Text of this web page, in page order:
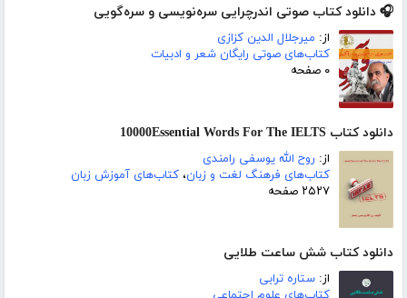
🎧 دانلود کتاب صوتی اندرچرایی سره‌نویسی و سره‌گویی
از: میرجلال الدین کزازی
کتاب‌های صوتی رایگان شعر و ادبیات
۰ صفحه
دانلود کتاب 10000Essential Words For The IELTS
از: روح الله یوسفی رامندی
کتاب‌های فرهنگ لغت و زبان، کتاب‌های آموزش زبان
۲۵۲۷ صفحه
دانلود کتاب شش ساعت طلایی
از: ستاره ترابی